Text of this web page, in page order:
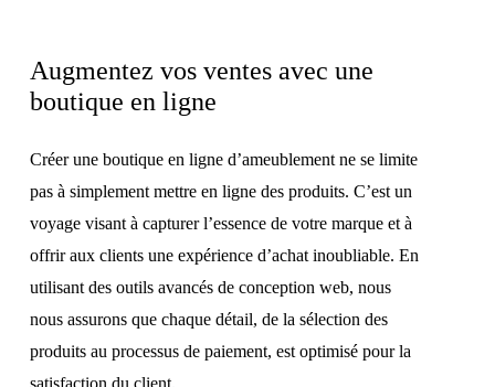
Augmentez vos ventes avec une
boutique en ligne
Créer une boutique en ligne d’ameublement ne se limite
pas à simplement mettre en ligne des produits. C’est un
voyage visant à capturer l’essence de votre marque et à
offrir aux clients une expérience d’achat inoubliable. En
utilisant des outils avancés de conception web, nous
nous assurons que chaque détail, de la sélection des
produits au processus de paiement, est optimisé pour la
satisfaction du client.